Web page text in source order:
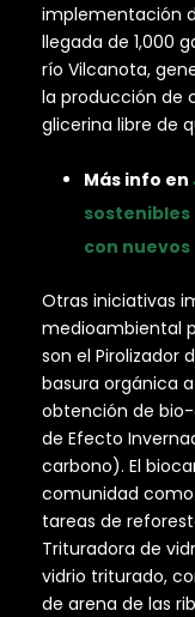
implementación
llegada de 1,000
río Vilcanota,
la producción de
glicerina libre de
Más info en
con nuevos
Otras iniciativas
medioambiental
son el Pirolizador
basura orgánica
obtención de
de Efecto
carbono). El
comunidad como
tareas de
Trituradora de
vidrio triturado,
de arena de las